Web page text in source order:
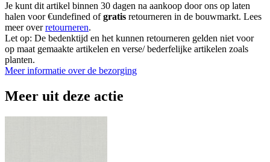
Je kunt dit artikel binnen 30 dagen na aankoop door ons op laten
halen voor €undefined ofgratis retourneren in de bouwmarkt. Lees
meer overretourneren.
Let op: De bedenktijd en het kunnen retourneren gelden niet voor
op maat gemaakte artikelen en verse/ bederfelijke artikelen zoals
planten.
Meer informatie over de bezorging
Meer uit deze actie